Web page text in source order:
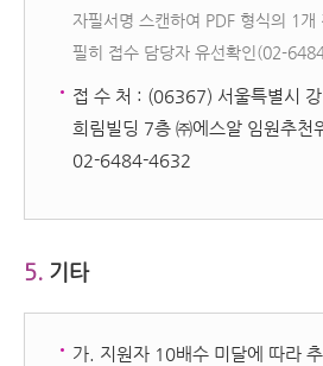
자필서명 스캔하여 PDF 형식의 1개
필히 접수 담당자 유선확인(02-
접 수 처 : (06367) 서울특별시
희림빌딩 7층 ㈜에스알 임원추
02-6484-4632
5. 기타
가. 지원자 10배수 미달에 따라 추